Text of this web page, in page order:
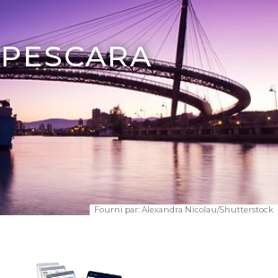
PESCARA
Fourni par:Alexandra Nicolau/Shutterstock